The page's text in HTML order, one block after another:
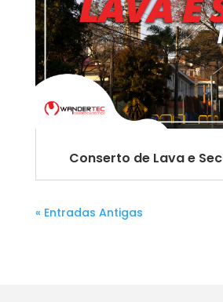
Conserto de Lava e
« Entradas Antigas